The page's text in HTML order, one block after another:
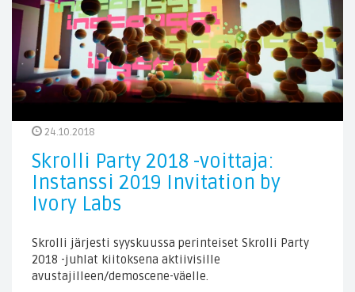
24.10.2018
Skrolli Party 2018 -voittaja:
Instanssi 2019 Invitation by
Ivory Labs
Skrolli järjesti syyskuussa perinteiset Skrolli Party
2018 -juhlat kiitoksena aktiivisille
avustajilleen/demoscene-väelle.